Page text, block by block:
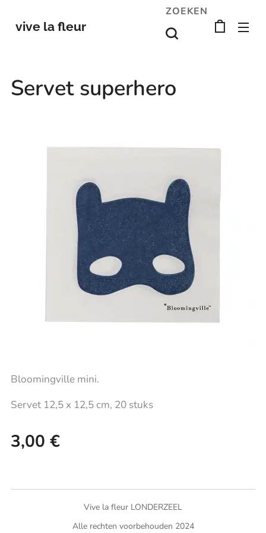
vive la fleur
ZOEKEN
Servet superhero
Bloomingville mini.
Servet 12,5 x 12,5 cm, 20 stuks
3,00 €
Vive la fleur LONDERZEEL
Alle rechten voorbehouden 2024